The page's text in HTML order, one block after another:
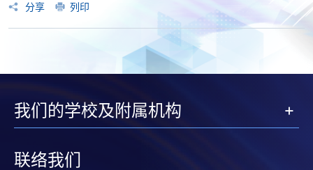
分享
列印
我们的学校及附属机构
联络我们